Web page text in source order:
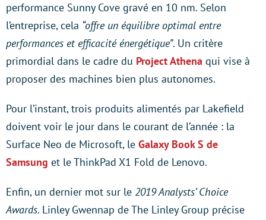
performance Sunny Cove gravé en 10 nm. Selon
l’entreprise, cela “offre un équilibre optimal entre
performances et efficacité énergétique”. Un critère
primordial dans le cadre du Project Athena qui vise à
proposer des machines bien plus autonomes.
Pour l’instant, trois produits alimentés par Lakefield
doivent voir le jour dans le courant de l’année : la
Surface Neo de Microsoft, le Galaxy Book S de
Samsung et le ThinkPad X1 Fold de Lenovo.
Enfin, un dernier mot sur le 2019 Analysts’ Choice
Awards. Linley Gwennap de The Linley Group précise